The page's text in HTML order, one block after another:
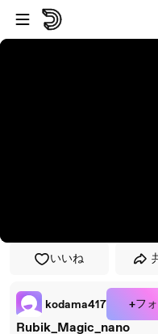
プレイヤーにスキップ
メインコンテンツにスキッ
いいね
kodama417 +フ
Rubik_Magic_nano